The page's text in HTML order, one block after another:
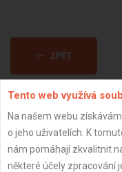
ZPĚT
Tento web využívá
Na našem webu
o jeho uživatelích. K
nám pomáhají zkvalitnit
některé účely zpracování